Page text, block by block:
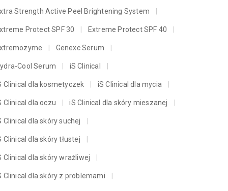
Strength Active Peel Brightening System
Protect SPF 30 Extreme Protect SPF 40
Genexc Serum
Cool Serum iS Clinical
Clinical dla kosmetyczek iS Clinical dla mycia
Clinical dla oczu iS Clinical dla skóry mieszanej
Clinical dla skóry suchej
Clinical dla skóry tłustej
Clinical dla skóry wrażliwej
Clinical dla skóry z problemami